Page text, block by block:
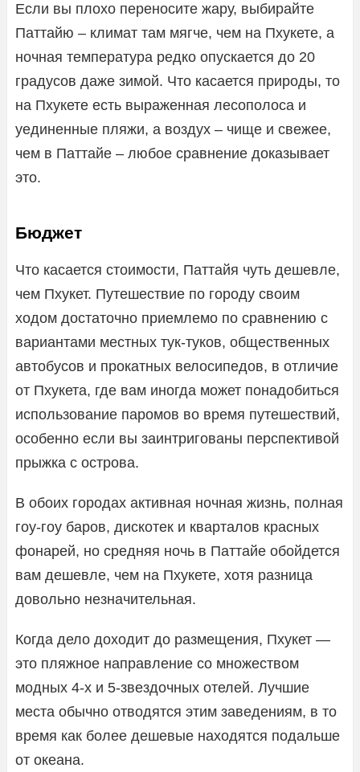
Если вы плохо переносите жару, выбирайте
Паттайю – климат там мягче, чем на Пхукете, а
ночная температура редко опускается до 20
градусов даже зимой. Что касается природы, то
на Пхукете есть выраженная лесополоса и
уединенные пляжи, а воздух – чище и свежее,
чем в Паттайе – любое сравнение доказывает
это.
Бюджет
Что касается стоимости, Паттайя чуть дешевле,
чем Пхукет. Путешествие по городу своим
ходом достаточно приемлемо по сравнению с
вариантами местных тук-туков, общественных
автобусов и прокатных велосипедов, в отличие
от Пхукета, где вам иногда может понадобиться
использование паромов во время путешествий,
особенно если вы заинтригованы перспективой
прыжка с острова.
В обоих городах активная ночная жизнь, полная
гоу-гоу баров, дискотек и кварталов красных
фонарей, но средняя ночь в Паттайе обойдется
вам дешевле, чем на Пхукете, хотя разница
довольно незначительная.
Когда дело доходит до размещения, Пхукет —
это пляжное направление со множеством
модных 4-х и 5-звездочных отелей. Лучшие
места обычно отводятся этим заведениям, в то
время как более дешевые находятся подальше
от океана.